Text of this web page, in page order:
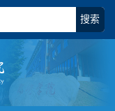
搜索